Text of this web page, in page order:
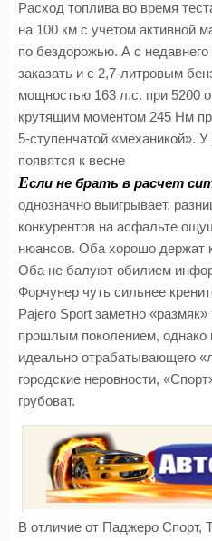
Расход топлива во время
на 100 км с учетом активной
по бездорожью. А с
заказать и с 2,7-литровым
мощностью 163 л.с. при 5200
крутящим моментом 245 Нм
5-ступенчатой «механикой».
появятся к весне
Если не брать в расчет
однозначно выигрывает,
конкурентов на асфальте
нюансов. Оба хорошо держат
Оба не балуют обилием
Форчунер чуть сильнее
Pajero Sport заметно
прошлым поколением, однако
идеально отрабатывающего
городские неровности,
грубоват.
В отличие от Паджеро Спорт,